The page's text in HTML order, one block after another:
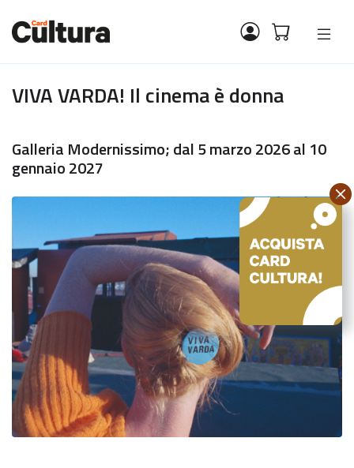
VIVA VARDA! Il cinema è donna
Galleria Modernissimo; dal 5 marzo 2026 al 10
gennaio 2027